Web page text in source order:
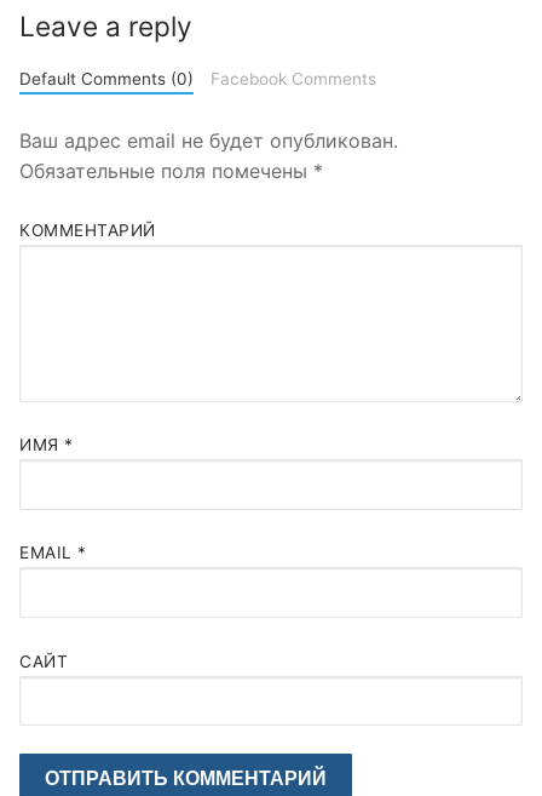
Leave a reply
Default Comments (0) Facebook Comments
Ваш адрес email не будет опубликован.
Обязательные поля помечены *
КОММЕНТАРИЙ
ИМЯ *
EMAIL *
САЙТ